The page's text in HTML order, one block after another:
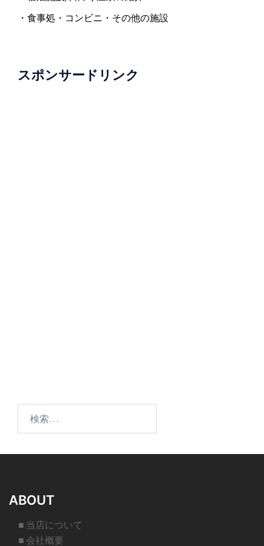
・食事処・コンビニ・その他の施設
スポンサードリンク
ABOUT
■ 当店について
■ 会社概要